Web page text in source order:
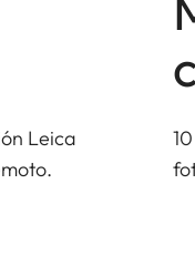
Leica